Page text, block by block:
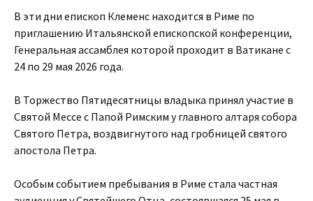
В эти дни епископ Клеменс находится в Риме по
приглашению Итальянской епископской конференции,
Генеральная ассамблея которой проходит в Ватикане с
24 по 29 мая 2026 года.
В Торжество Пятидесятницы владыка принял участие в
Святой Мессе с Папой Римским у главного алтаря собора
Святого Петра, воздвигнутого над гробницей святого
апостола Петра.
Особым событием пребывания в Риме стала частная